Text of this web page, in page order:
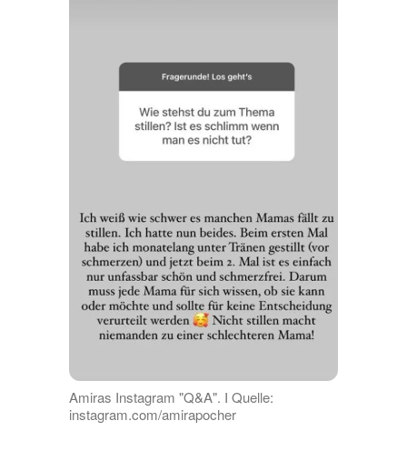
Amiras Instagram "Q&A". I Quelle:
instagram.com/amirapocher